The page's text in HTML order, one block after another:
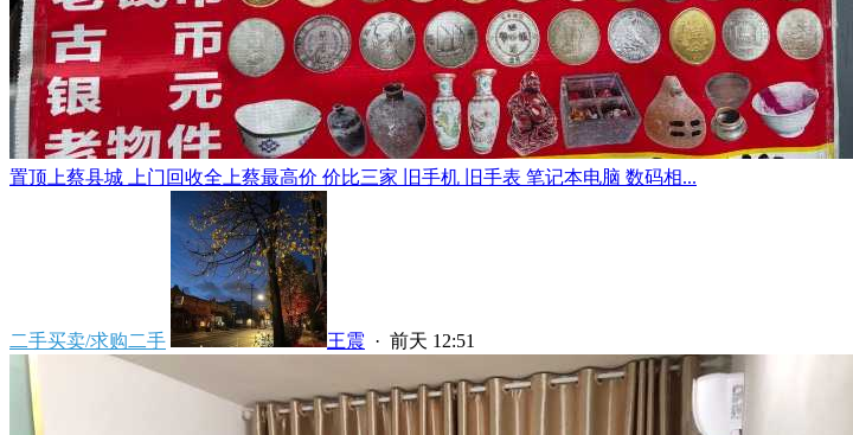
置顶 上蔡县城 上门回收全上蔡最高价 价比三家 旧手机 旧手表 笔记本电脑 数码相...
二手买卖/求购二手 王震 · 前天 12:51